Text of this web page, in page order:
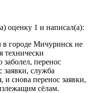
оценку 1 и написал(а):
в городе Мичуринск не
технически
заболел, перенос
заявки, служба
снова перенос заявки,
сёлам.